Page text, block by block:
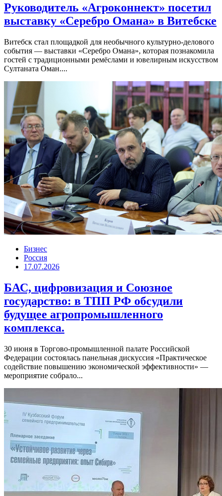
Руководитель «Агроконнект» посетил
выставку «Серебро Омана» в Витебске
Витебск стал площадкой для необычного культурно-делового
события — выставки «Серебро Омана», которая познакомила
гостей с традиционными ремёслами и ювелирным искусством
Султаната Оман....
Бизнес
Россия
17.07.2026
БАС, цифровизация и Союзное
государство: в ТПП РФ обсудили
будущее агропромышленного
комплекса.
30 июня в Торгово-промышленной палате Российской
Федерации состоялась панельная дискуссия «Практическое
содействие повышению экономической эффективности» —
мероприятие собрало...